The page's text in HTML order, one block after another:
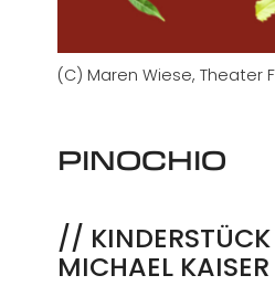
(C) Maren Wiese, Theater
PINOCHIO
//
MICHAEL